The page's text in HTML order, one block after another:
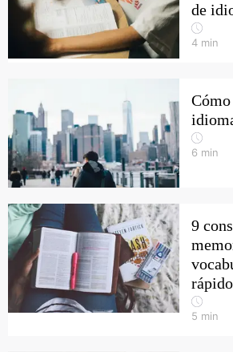
de
4 min
6 min
9
rápido
5 min